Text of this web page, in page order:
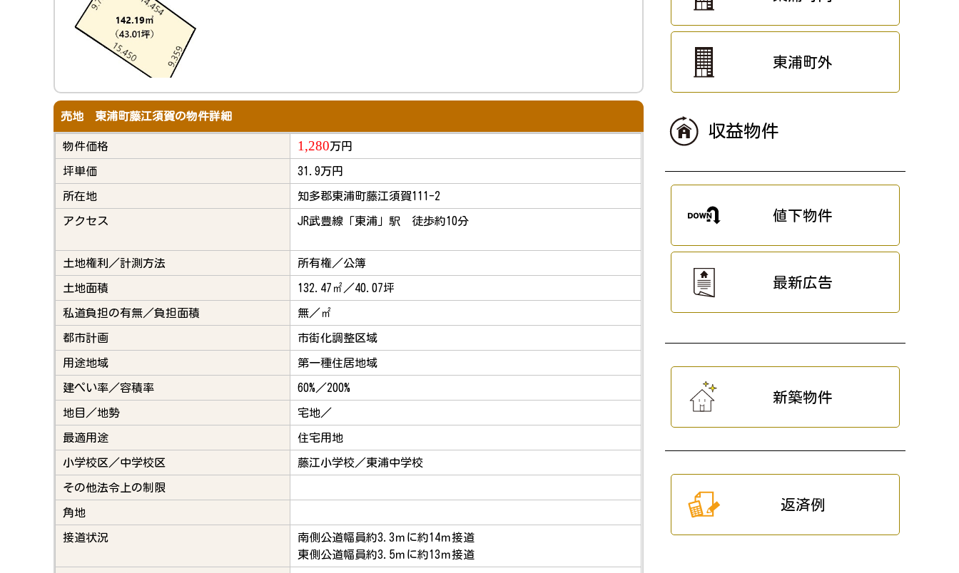
売地 東浦町藤江須賀の物件詳細
物件価格 1,280万円
坪単価 31.9万円
所在地 知多郡東浦町藤江須賀111-2
アクセス JR武豊線「東浦」駅 徒歩約10分
土地権利／計測方法 所有権／公簿
土地面積 132.47㎡／40.07坪
私道負担の有無／負担面積 無／㎡
都市計画 市街化調整区域
用途地域 第一種住居地域
建ぺい率／容積率 60%／200%
地目／地勢 宅地／
最適用途 住宅用地
小学校区／中学校区 藤江小学校／東浦中学校
その他法令上の制限
角地
接道状況
南側公道幅員約3.3ｍに約14ｍ接道
東側公道幅員約3.5ｍに約13ｍ接道
東浦町外
収益物件
値下物件
最新広告
新築物件
返済例